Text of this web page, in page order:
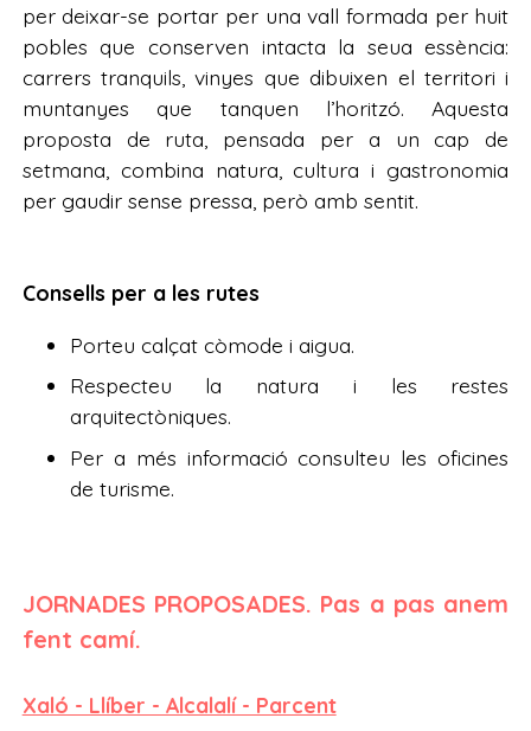
per deixar-se portar per una vall formada per huit
pobles que conserven intacta la seua essència:
carrers tranquils, vinyes que dibuixen el territori i
muntanyes que tanquen l’horitzó. Aquesta
proposta de ruta, pensada per a un cap de
setmana, combina natura, cultura i gastronomia
per gaudir sense pressa, però amb sentit.
Consells per a les rutes
Porteu calçat còmode i aigua.
Respecteu la natura i les restes
arquitectòniques.
Per a més informació consulteu les oficines
de turisme.
JORNADES PROPOSADES. Pas a pas anem
fent camí.
Xaló - Llíber - Alcalalí - Parcent